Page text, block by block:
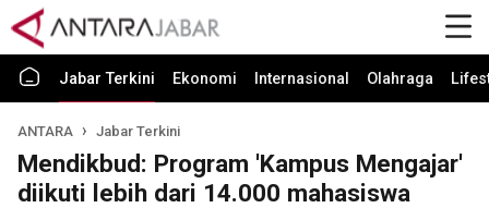
Jabar Terkini Ekonomi Internasional Olahraga
ANTARA Jabar Terkini
Mendikbud: Program 'Kampus Mengajar'
diikuti lebih dari 14.000 mahasiswa